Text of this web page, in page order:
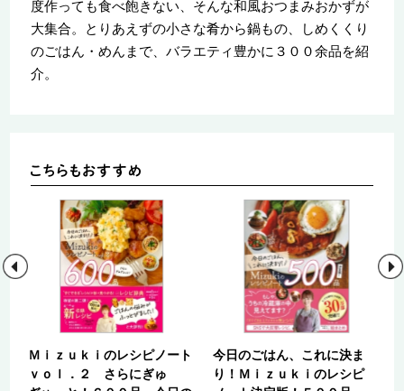
度作っても食べ飽きない、そんな和風おつまみおかずが
大集合。とりあえずの小さな肴から鍋もの、しめくくり
のごはん・めんまで、バラエティ豊かに３００余品を紹
介。
Ｍｉｚｕｋｉのレシピノート
ｖｏｌ．２ さらにぎゅ
今日のごはん、これに決ま
り！Ｍｉｚｕｋｉのレシピ